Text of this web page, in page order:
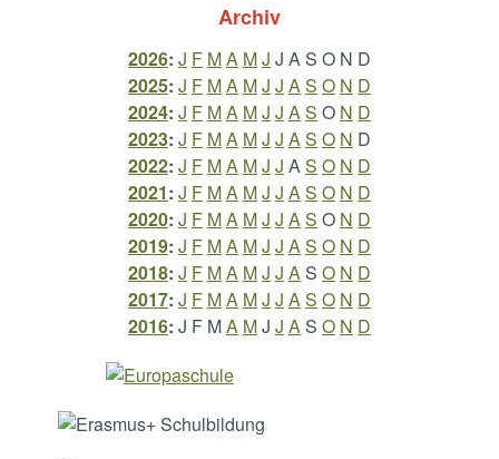
Archiv
2026: J F MA MJ J AS O N D
2025: J F MA MJ J AS O N D
2024: J F MA MJ J AS O N D
2023: J F MA MJ J AS O N D
2022: J F MA MJ J AS O N D
2021: J F MA MJ J AS O N D
2020: J F MA MJ J AS O N D
2019: J F MA MJ J AS O N D
2018: J F MA MJ J AS O N D
2017: J F MA MJ J AS O N D
2016: J F MA MJ J AS O N D